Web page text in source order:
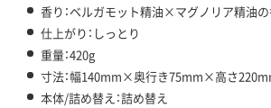
香り：ベルガモット精油×マグノリア精油の
仕上がり：しっとり
重量：420g
寸法：幅140mm×奥行き75mm×高さ
本体/詰め替え：詰め替え